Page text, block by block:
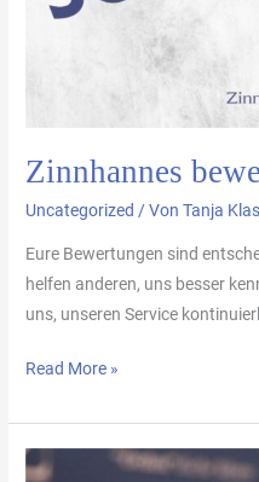
Zinnhannes
Uncategorized / VonTanja
Eure Bewertungen sind
helfen anderen, uns besser
uns, unseren Service
Read More »
Der